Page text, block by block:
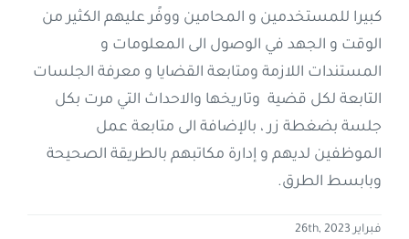
كبيرا للمستخدمين و المحامين ووفًر عليهم الكثير من
الوقت و الجهد في الوصول الى المعلومات و
المستندات اللازمة ومتابعة القضايا و معرفة الجلسات
التابعة لكل قضية وتاريخها والاحداث التي مرت بكل
جلسة بضغطة زر ، بالإضافة الى متابعة عمل
الموظفين لديهم و إدارة مكاتبهم بالطريقة الصحيحة
وبابسط الطرق.
فبراير 26th, 2023